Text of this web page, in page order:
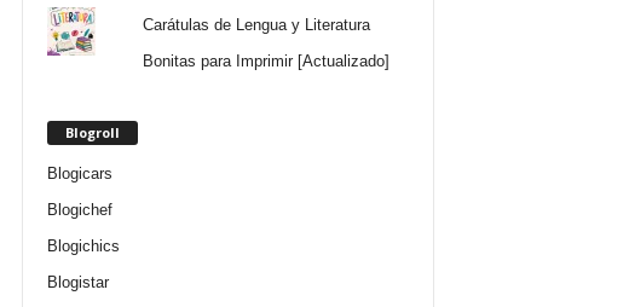
Carátulas de Lengua y Literatura
Bonitas para Imprimir [Actualizado]
Blogroll
Blogicars
Blogichef
Blogichics
Blogistar